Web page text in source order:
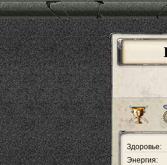
Здоровье:
Энергия: